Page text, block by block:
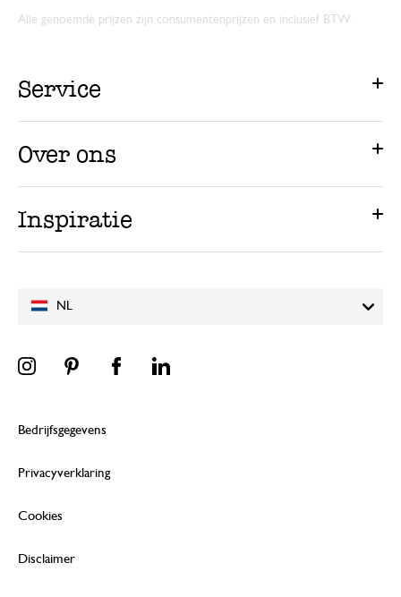
NL
Alle genoemde prijzen zijn consumentenprijzen en inclusief BTW.
Service
Over ons
Inspiratie
Bedrijfsgegevens
Privacyverklaring
Cookies
Disclaimer